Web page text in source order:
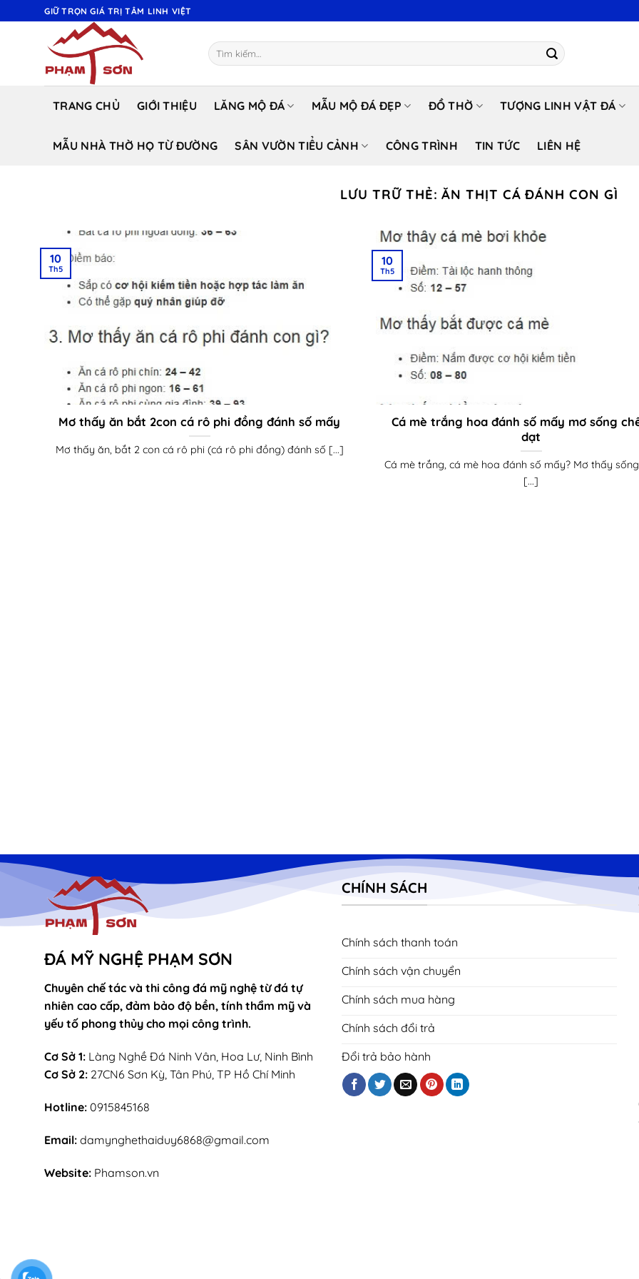
qua
GIỮ TRỌN GIÁ TRỊ TÂM LINH VIỆT
Tìm
kiếm:
TRANG CHỦ GIỚI THIỆU LĂNG MỘ ĐÁ MẪU MỘ ĐÁ ĐẸP ĐỒ THỜ TƯỢNG LINH VẬT ĐÁ
MẪU NHÀ THỜ HỌ TỪ ĐƯỜNG SÂN VƯỜN TIỂU CẢNH CÔNG TRÌNH TIN TỨC LIÊN HỆ
LƯU TRỮ THẺ:ĂN THỊT CÁ ĐÁNH CON GÌ
Mơ thấy ăn bắt 2con cá rô phi đồng đánh số mấy
Mơ thấy ăn, bắt 2 con cá rô phi (cá rô phi đồng) đánh số [...]
10
Th5
Cá mè trắng hoa đánh số mấy mơ sống
dạt
Cá mè trắng, cá mè hoa đánh số mấy? Mơ thấy
[...]
10
Th5
ĐÁ MỸ NGHỆ PHẠM SƠN
Chuyên chế tác và thi công đá mỹ nghệ từ đá tự
nhiên cao cấp, đảm bảo độ bền, tính thẩm mỹ và
yếu tố phong thủy cho mọi công trình.
Cơ Sở 1: Làng Nghề Đá Ninh Vân, Hoa Lư, Ninh Bình
Cơ Sở 2: 27CN6 Sơn Kỳ, Tân Phú, TP Hồ Chí Minh
Hotline: 0915845168
Email: damynghethaiduy6868@gmail.com
Website: Phamson.vn
CHÍNH SÁCH
Chính sách thanh toán
Chính sách vận chuyển
Chính sách mua hàng
Chính sách đổi trả
Đổi trả bảo hành